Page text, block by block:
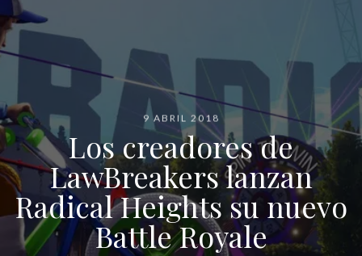
9 ABRIL 2018
Los creadores de
LawBreakers lanzan
Radical Heights su nuevo
Battle Royale